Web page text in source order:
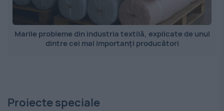
Marile probleme din industria textilă, explicate de unul
dintre cei mai importanți producători
Proiecte speciale